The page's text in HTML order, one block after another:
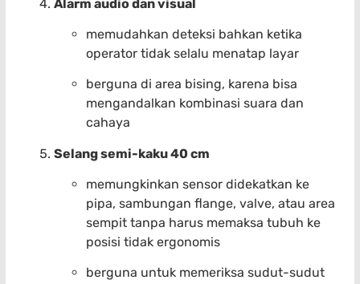
Alarm audio dan visual
memudahkan deteksi bahkan ketika
operator tidak selalu menatap layar
berguna di area bising, karena bisa
mengandalkan kombinasi suara dan
cahaya
Selang semi-kaku 40 cm
memungkinkan sensor didekatkan ke
pipa, sambungan flange, valve, atau area
sempit tanpa harus memaksa tubuh ke
posisi tidak ergonomis
berguna untuk memeriksa sudut-sudut